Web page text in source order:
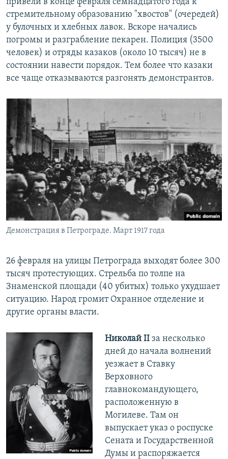
стремительному образованию "хвостов" (очередей)
у булочных и хлебных лавок. Вскоре начались
погромы и разграбление пекарен. Полиция (3500
человек) и отряды казаков (около 10 тысяч) не в
состоянии навести порядок. Тем более что казаки
все чаще отказываются разгонять демонстрантов.
Демонстрация в Петрограде. Март 1917 года
26 февраля на улицы Петрограда выходят более 300
тысяч протестующих. Стрельба по толпе на
Знаменской площади (40 убитых) только ухудшает
ситуацию. Народ громит Охранное отделение и
другие органы власти.
Николай II за несколько
дней до начала волнений
уезжает в Ставку
Верховного
главнокомандующего,
расположенную в
Могилеве. Там он
выпускает указ о роспуске
Сената и Государственной
Думы и распоряжается